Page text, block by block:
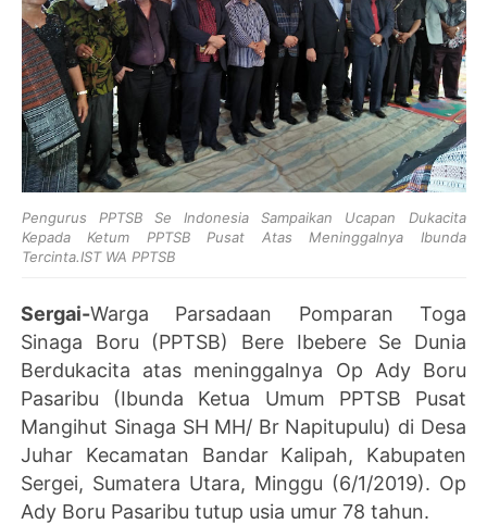
Pengurus PPTSB Se Indonesia Sampaikan Ucapan Dukacita
Kepada Ketum PPTSB Pusat Atas Meninggalnya Ibunda
Tercinta.IST WA PPTSB
Sergai-Warga Parsadaan Pomparan Toga
Sinaga Boru (PPTSB) Bere Ibebere Se Dunia
Berdukacita atas meninggalnya Op Ady Boru
Pasaribu (Ibunda Ketua Umum PPTSB Pusat
Mangihut Sinaga SH MH/ Br Napitupulu) di Desa
Juhar Kecamatan Bandar Kalipah, Kabupaten
Sergei, Sumatera Utara, Minggu (6/1/2019). Op
Ady Boru Pasaribu tutup usia umur 78 tahun.